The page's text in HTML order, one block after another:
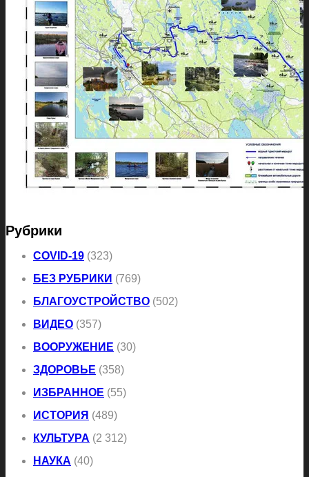
Рубрики
COVID-19 (323)
БЕЗ РУБРИКИ (769)
БЛАГОУСТРОЙСТВО (502)
ВИДЕО (357)
ВООРУЖЕНИЕ (30)
ЗДОРОВЬЕ (358)
ИЗБРАННОЕ (55)
ИСТОРИЯ (489)
КУЛЬТУРА (2 312)
НАУКА (40)